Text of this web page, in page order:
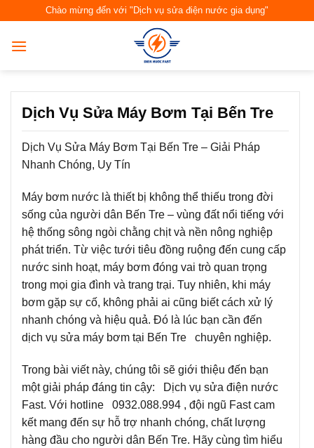
content
Chào mừng đến với "Dịch vụ sửa điện nước gia dụng"
Dịch Vụ Sửa Máy Bơm Tại Bến Tre
Dịch Vụ Sửa Máy Bơm Tại Bến Tre – Giải Pháp
Nhanh Chóng, Uy Tín
Máy bơm nước là thiết bị không thể thiếu trong đời
sống của người dân Bến Tre – vùng đất nổi tiếng với
hệ thống sông ngòi chằng chịt và nền nông nghiệp
phát triển. Từ việc tưới tiêu đồng ruộng đến cung cấp
nước sinh hoạt, máy bơm đóng vai trò quan trọng
trong mọi gia đình và trang trại. Tuy nhiên, khi máy
bơm gặp sự cố, không phải ai cũng biết cách xử lý
nhanh chóng và hiệu quả. Đó là lúc bạn cần đến
dịch vụ sửa máy bơm tại Bến Tre chuyên nghiệp.
Trong bài viết này, chúng tôi sẽ giới thiệu đến bạn
một giải pháp đáng tin cậy: Dịch vụ sửa điện nước
Fast. Với hotline 0932.088.994 , đội ngũ Fast cam
kết mang đến sự hỗ trợ nhanh chóng, chất lượng
hàng đầu cho người dân Bến Tre. Hãy cùng tìm hiểu